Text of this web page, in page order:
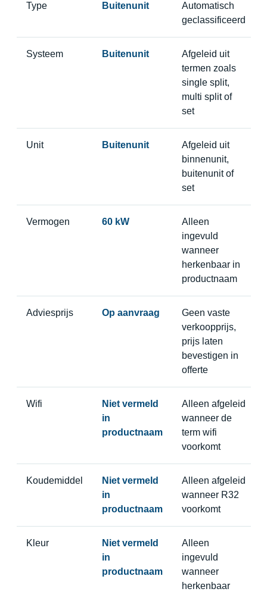
Type Buitenunit
Automatisch
geclassificeerd
Systeem Buitenunit
Afgeleid uit
termen zoals
single split,
multi split of
set
Unit Buitenunit
Afgeleid uit
binnenunit,
buitenunit of
set
Vermogen 60 kW
Alleen
ingevuld
wanneer
herkenbaar in
productnaam
Adviesprijs Op aanvraag
Geen vaste
verkoopprijs,
prijs laten
bevestigen in
offerte
Wifi
Niet vermeld
in
productnaam
Alleen afgeleid
wanneer de
term wifi
voorkomt
Koudemiddel
Niet vermeld
in
productnaam
Alleen afgeleid
wanneer R32
voorkomt
Kleur
Niet vermeld
in
productnaam
Alleen
ingevuld
wanneer
herkenbaar